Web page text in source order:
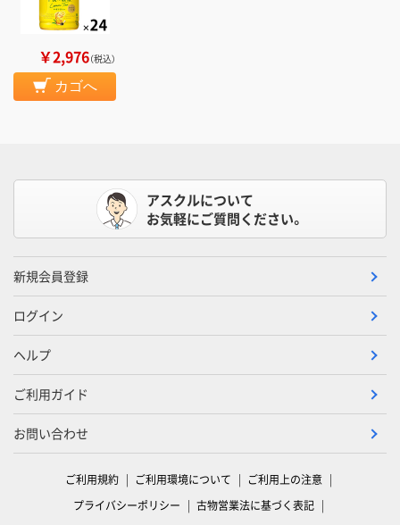
￥2,976（税込）
カゴへ
アスクルについて
お気軽にご質問ください。
新規会員登録
ログイン
ヘルプ
ご利用ガイド
お問い合わせ
ご利用規約 ご利用環境について
ご利用上の注意
プライバシーポリシー
古物営業法に基づく表記